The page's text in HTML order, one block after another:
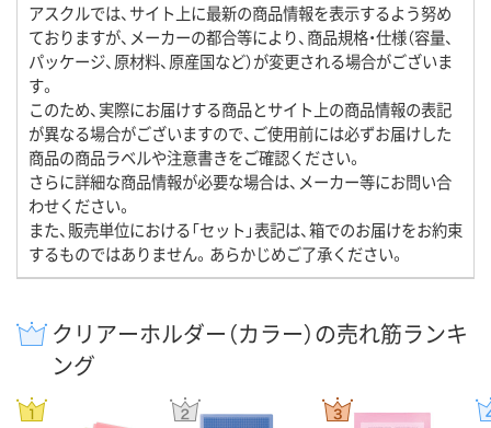
アスクルでは、サイト上に最新の商品情報を表示するよう努め
ておりますが、メーカーの都合等により、商品規格・仕様（容量、
パッケージ、原材料、原産国など）が変更される場合がございま
す。
このため、実際にお届けする商品とサイト上の商品情報の表記
が異なる場合がございますので、ご使用前には必ずお届けした
商品の商品ラベルや注意書きをご確認ください。
さらに詳細な商品情報が必要な場合は、メーカー等にお問い合
わせください。
また、販売単位における「セット」表記は、箱でのお届けをお約束
するものではありません。あらかじめご了承ください。
クリアーホルダー（カラー）の売れ筋ランキ
ング